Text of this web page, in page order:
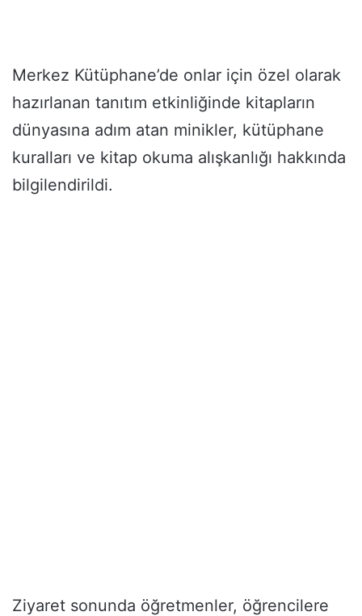
Merkez Kütüphane’de onlar için özel olarak
hazırlanan tanıtım etkinliğinde kitapların
dünyasına adım atan minikler, kütüphane
kuralları ve kitap okuma alışkanlığı hakkında
bilgilendirildi.
Ziyaret sonunda öğretmenler, öğrencilere